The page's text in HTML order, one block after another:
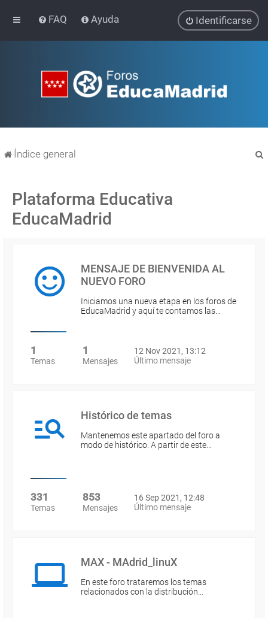
FAQ Ayuda Identificarse
Índice general
Plataforma Educativa
EducaMadrid
MENSAJE DE BIENVENIDA AL
NUEVO FORO
Iniciamos una nueva etapa en los foros de
EducaMadrid y aquí te contamos las…
1
Temas
1
Mensajes
12 Nov 2021, 13:12
Último mensaje
Histórico de temas
Mantenemos este apartado del foro a
modo de histórico. A partir de este…
331
Temas
853
Mensajes
16 Sep 2021, 12:48
Último mensaje
MAX - MAdrid_linuX
En este foro trataremos los temas
relacionados con la distribución…